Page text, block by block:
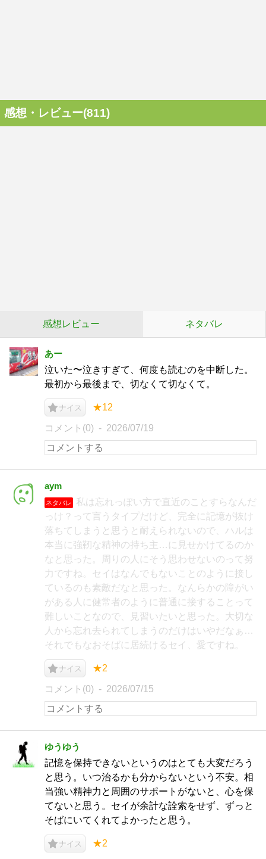
感想・レビュー(811)
感想レビュー ネタバレ
あー
泣いた〜泣きすぎて、何度も読むのを中断した。
最初から最後まで、切なくて切なくて。
ナイス ★12
コメント(0) 2026/07/19
aym
ネタバレ
私は忘れっぽい方で直近のことすらなんだ
っけ？って言うタイプだけど、完全に記憶が抜け
落ちてしまうと思うと耐えられないので、ハルは
本当に強靭な精神の持ち主…に見せかけてるのか
なと思った。周りの人にそう思わせないのって努
力ですね。セイはなんでもないことのように接し
ているのも素敵だなと思った。なんらかの障がい
がある人に健常者のように普通に接することって
難しいことなので、見習いたいと思った。大切な
人から忘れ去られてしまうのだけはいやだなぁ…
それでもなおそばに居続けるセイ、愛ですね。
ナイス ★2
コメント(0) 2026/07/15
ゆうゆう
記憶を保持できないというのはとても大変だろう
と思う。いつ治るかも分からないという不安。相
当強い精神力と周囲のサポートがないと、心を保
てないと思う。セイが余計な詮索をせず、ずっと
そばにいてくれてよかったと思う。
ナイス ★2